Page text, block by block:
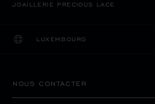
JOAILLERIE PRECIOUS LACE
LUXEMBOURG
LOCALISATION (CHANGER DE
CHANGER DE PAYS
NOUS CONTACTER